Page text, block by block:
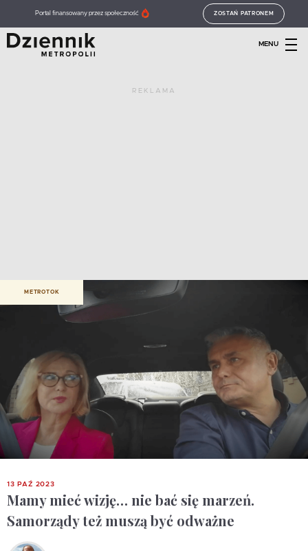
Portal finansowany przez społeczność ZOSTAŃ PATRONEM
MENU
REKLAMA
METROTOK
13 PAŹ 2023
Mamy mieć wizję… nie bać się marzeń.
Samorządy też muszą być odważne